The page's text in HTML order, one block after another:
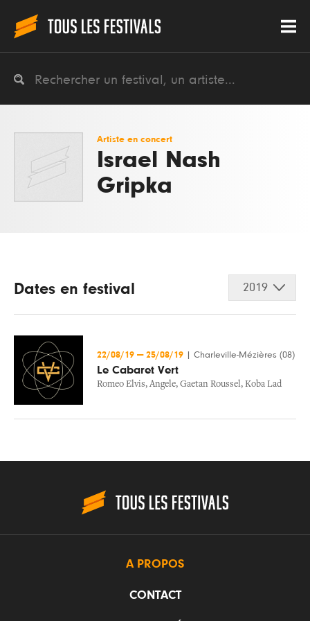
Artiste en concert
Israel Nash
Gripka
Dates en festival 2019
22/08/19 — 25/08/19 Charleville-Mézières (08)
Le Cabaret Vert
Romeo Elvis, Angele, Gaetan Roussel, Koba Lad
A PROPOS
CONTACT